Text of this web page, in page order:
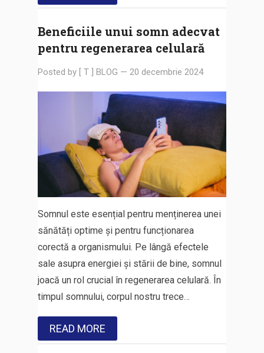
Beneficiile unui somn adecvat
pentru regenerarea celulară
Posted by [ T ] BLOG — 20 decembrie 2024
Somnul este esențial pentru menținerea unei
sănătăți optime și pentru funcționarea
corectă a organismului. Pe lângă efectele
sale asupra energiei și stării de bine, somnul
joacă un rol crucial în regenerarea celulară. În
timpul somnului, corpul nostru trece…
READ MORE